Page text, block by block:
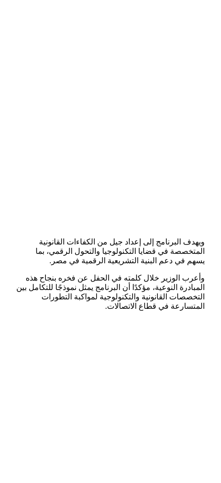
ويهدف البرنامج إلى إعداد جيل من الكفاءات القانونية
المتخصصة في قضايا التكنولوجيا والتحول الرقمي، بما
يسهم في دعم البنية التشريعية الرقمية في مصر.
وأعرب الوزير خلال كلمته في الحفل عن فخره بنجاح هذه
المبادرة النوعية، مؤكدًا أن البرنامج يمثل نموذجًا للتكامل بين
التخصصات القانونية والتكنولوجية لمواكبة التطورات
المتسارعة في قطاع الاتصالات.